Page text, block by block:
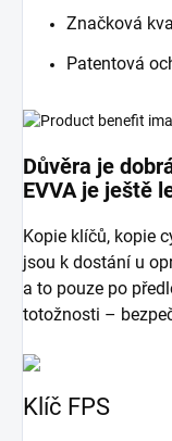
Značková
Patentová
Důvěra je
EVVA je ještě
Kopie klíčů, kopie
jsou k dostání u
a to pouze po
totožnosti –
Klíč FPS